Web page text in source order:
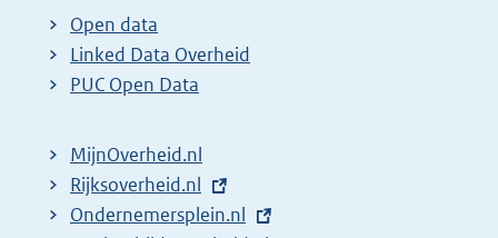
t
e
r
l
i
n
Open data
Linked Data Overheid
PUC Open Data
MijnOverheid.nl
E
x
Rijksoverheid.nl
E
Ondernemersplein.nl